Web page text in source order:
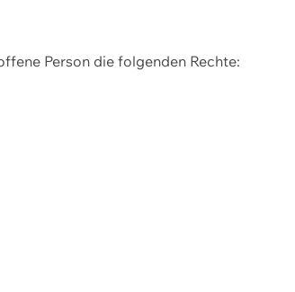
Person die folgenden Rechte: